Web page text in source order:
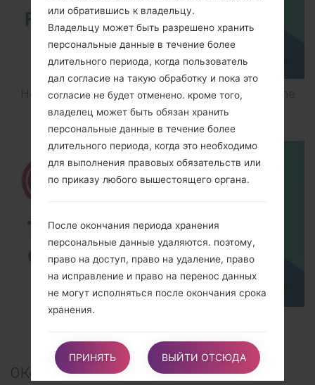
How to Flash Stock Firmware on LG Smartphone
using LG UP?
0Комментарии
или обратившись к владельцу.
Владельцу может быть разрешено хранить
персональные данные в течение более
длительного периода, когда пользователь
дал согласие на такую обработку и пока это
согласие не будет отменено. кроме того,
владелец может быть обязан хранить
персональные данные в течение более
длительного периода, когда это необходимо
для выполнения правовых обязательств или
по приказу любого вышестоящего органа.
После окончания периода хранения
персональные данные удаляются. поэтому,
право на доступ, право на удаление, право
на исправление и право на перенос данных
не могут исполняться после окончания срока
хранения.
Цели обработки
Данные пользователя собираются, чтобы
ПРИНЯТЬ ВЫЙТИ ОТСЮДА